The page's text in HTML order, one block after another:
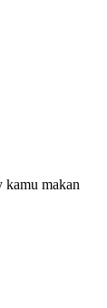
kamu makan